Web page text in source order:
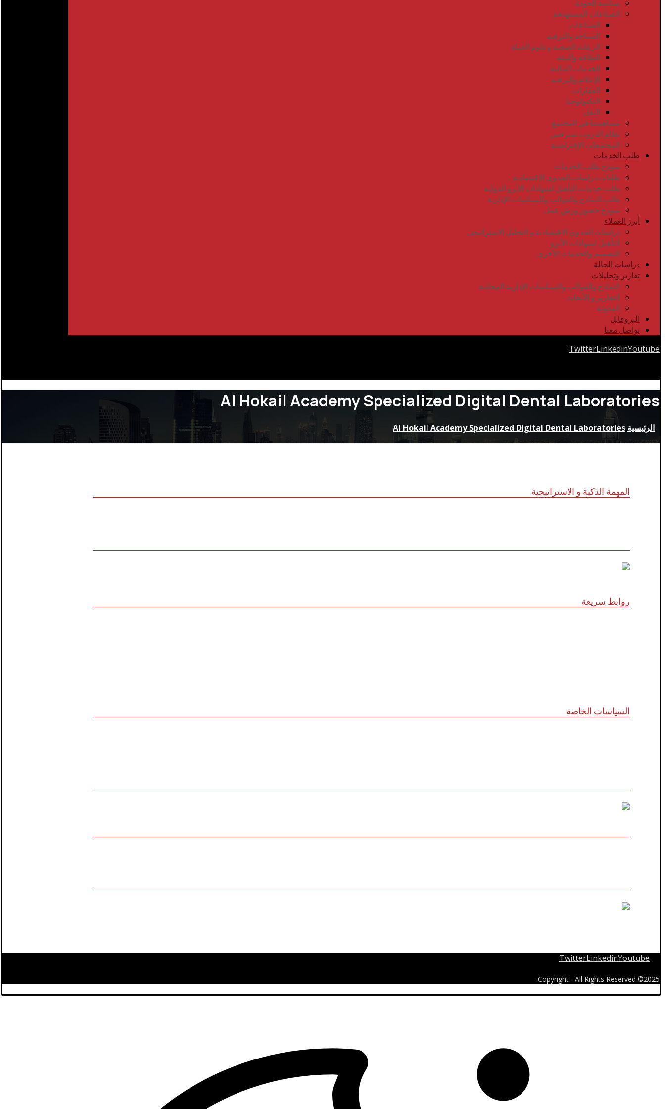
سياسة الجودة
الصناعات المستهدفة
الصناعات
السياحة والترفيه
الرعاية الصحية وعلوم الحياة
الطاقة والبيئة
الخدمات المالية
الإعلام والترفيه
العقارات
التكنولوجيا
النقل
مساهمتنا في المجتمع
نظام الدروب سيرفس
المجتمعات الإفتراضية
طلب الخدمات
نموذج طلب الخدمات
طلبات دراسات الجدوى الاقتصادية
طلب خدمات التأهيل لشهادات الأيزو الدولية
طلب النماذج والقوالب والسياسات الإدارية
نموذج حضور ورش عمل
أبرز العملاء
دراسات الجدوى الاقتصادية و التحليل الاستراتيجي
التأهيل لشهادات الأيزو
التصميم والخدمات الأخرى
دراسات الحالة
تقارير وتحليلات
النماذج والقوالب والسياسات الإدارية المجانية
التقارير و الأبحاث
المدونة
البروفايل
تواصل معنا
TwitterLinkedinYoutube
Al Hokail Academy Specialized Digital Dental Laboratories
الرئيسية Al Hokail Academy Specialized Digital Dental Laboratories
المهمة الذكية و الاستراتيجية
روابط سريعة
السياسات الخاصة
TwitterLinkedinYoutube
2025© Copyright - All Rights Reserved.